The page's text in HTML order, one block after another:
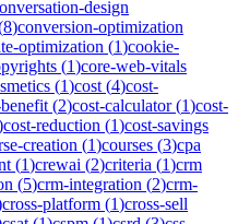
design
8)conversion-optimization
optimization (1)cookie-
(1)core-web-vitals
(1)cost (4)cost-
(2)cost-calculator(1)cost-
cost-reduction (1)cost-savings
creation (1)courses (3)cpa
(1)crewai (2)criteria (1)crm
(5)crm-integration (2)crm-
cross-platform (1)cross-sell